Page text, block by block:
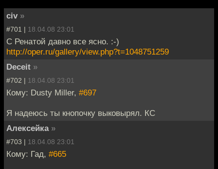
civ »
#701 | 18.04.08 23:01
С Ренатой давно все ясно. :-)
http://oper.ru/gallery/view.php?t=1048751259
Deceit »
#702 | 18.04.08 23:01
Кому: Dusty Miller, #697
Я надеюсь ты кнопочку выковырял. КС
Алексейка »
#703 | 18.04.08 23:01
Кому: Гад, #665